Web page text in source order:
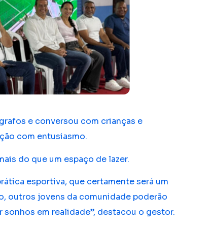
e conversou com crianças e
com entusiasmo.
do que um espaço de lazer.
esportiva, que certamente será um
outros jovens da comunidade poderão
em realidade”, destacou o gestor.